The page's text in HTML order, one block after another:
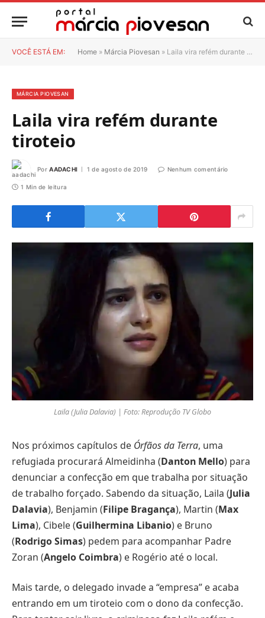
VOCÊ ESTÁ EM: Home » Márcia Piovesan » Laila vira refém durante tiroteio
MÁRCIA PIOVESAN
Laila vira refém durante
tiroteio
Por AADACHI 1 de agosto de 2019 Nenhum comentário
1 Min de leitura
Laila (Julia Dalavia) | Foto: Reprodução TV Globo
Nos próximos capítulos de Órfãos da Terra, uma
refugiada procurará Almeidinha (Danton Mello) para
denunciar a confecção em que trabalha por situação
de trabalho forçado. Sabendo da situação, Laila (Julia
Dalavia), Benjamin (Filipe Bragança), Martin (Max
Lima), Cibele (Guilhermina Libanio) e Bruno
(Rodrigo Simas) pedem para acompanhar Padre
Zoran (Angelo Coimbra) e Rogério até o local.
Mais tarde, o delegado invade a “empresa” e acaba
entrando em um tiroteio com o dono da confecção.